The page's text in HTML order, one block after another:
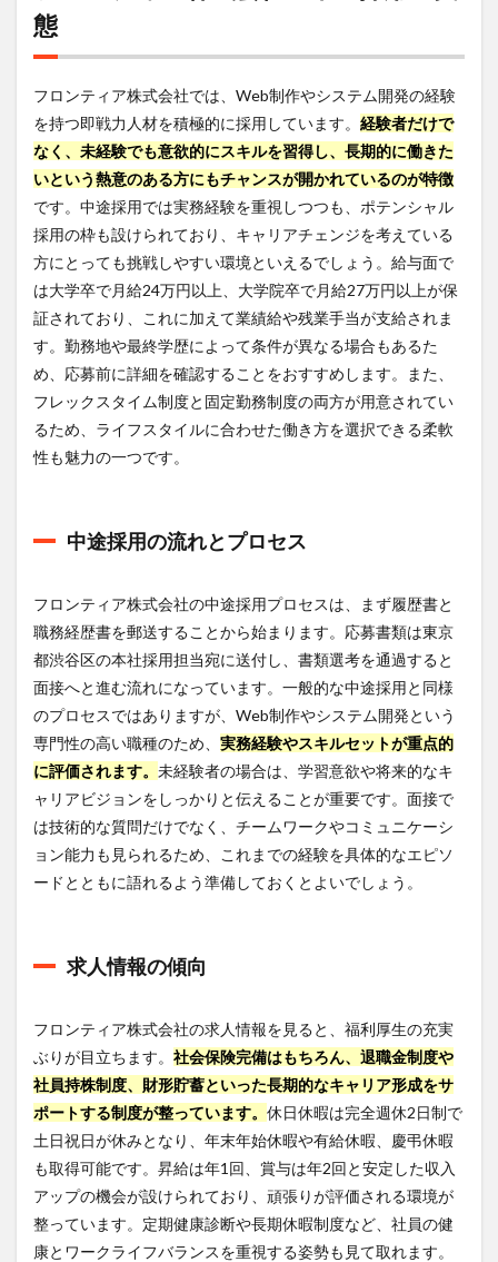
口コ
6.2
従業
員の
ネガ
ティ
ブな
口コ
7
フロ
ンテ
ィア
株式
への
転職
はデ
ジレ
め！
まと
め
態
フロンティア株式会社では、Web制作やシステム開発の経験
を持つ即戦力人材を積極的に採用しています。 経験者だけで
なく、未経験でも意欲的にスキルを習得し、長期的に働きた
いという熱意のある方にもチャンスが開かれているのが特徴
です。中途採用では実務経験を重視しつつも、ポテンシャル
採用の枠も設けられており、キャリアチェンジを考えている
方にとっても挑戦しやすい環境といえるでしょう。給与面で
は大学卒で月給24万円以上、大学院卒で月給27万円以上が保
証されており、これに加えて業績給や残業手当が支給されま
す。勤務地や最終学歴によって条件が異なる場合もあるた
め、応募前に詳細を確認することをおすすめします。また、
フレックスタイム制度と固定勤務制度の両方が用意されてい
るため、ライフスタイルに合わせた働き方を選択できる柔軟
性も魅力の一つです。
中途採用の流れとプロセス
フロンティア株式会社の中途採用プロセスは、まず履歴書と
職務経歴書を郵送することから始まります。応募書類は東京
都渋谷区の本社採用担当宛に送付し、書類選考を通過すると
面接へと進む流れになっています。一般的な中途採用と同様
のプロセスではありますが、Web制作やシステム開発という
専門性の高い職種のため、 実務経験やスキルセットが重点的
に評価されます。 未経験者の場合は、学習意欲や将来的なキ
ャリアビジョンをしっかりと伝えることが重要です。面接で
は技術的な質問だけでなく、チームワークやコミュニケーシ
ョン能力も見られるため、これまでの経験を具体的なエピソ
ードとともに語れるよう準備しておくとよいでしょう。
求人情報の傾向
フロンティア株式会社の求人情報を見ると、福利厚生の充実
ぶりが目立ちます。 社会保険完備はもちろん、退職金制度や
社員持株制度、財形貯蓄といった長期的なキャリア形成をサ
ポートする制度が整っています。 休日休暇は完全週休2日制で
土日祝日が休みとなり、年末年始休暇や有給休暇、慶弔休暇
も取得可能です。昇給は年1回、賞与は年2回と安定した収入
アップの機会が設けられており、頑張りが評価される環境が
整っています。定期健康診断や長期休暇制度など、社員の健
康とワークライフバランスを重視する姿勢も見て取れます。